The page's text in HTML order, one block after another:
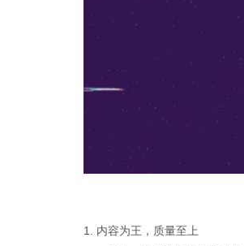
1. 内容为王，质量至上